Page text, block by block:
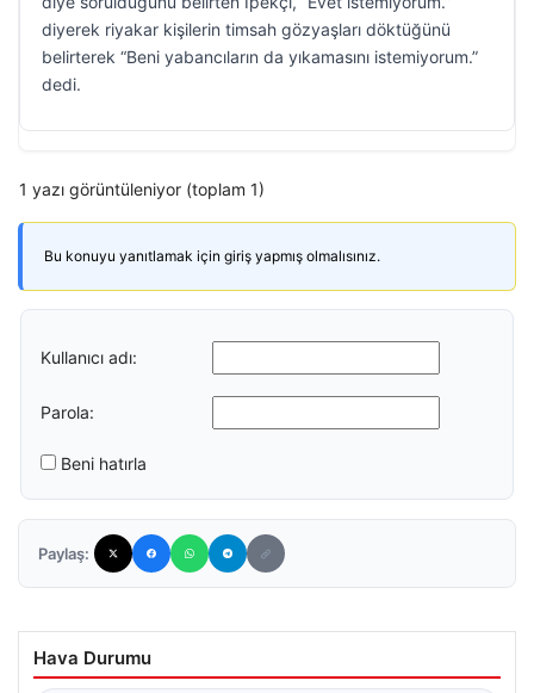
diyerek riyakar kişilerin timsah gözyaşları döktüğünü
belirterek “Beni yabancıların da yıkamasını istemiyorum.”
dedi.
1 yazı görüntüleniyor (toplam 1)
Bu konuyu yanıtlamak için giriş yapmış olmalısınız.
Kullanıcı adı:
Parola:
Beni hatırla
Paylaş:
Hava Durumu